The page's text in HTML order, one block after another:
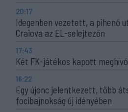
20:17
Idegenben vezetett, a pihenő
Craiova az EL-selejtezőn
17:43
Két FK-játékos kapott
16:22
Egy újonc jelentkezett, több
focibajnokság új idényében